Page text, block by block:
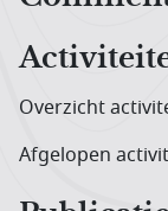
Overzicht
Afgelopen